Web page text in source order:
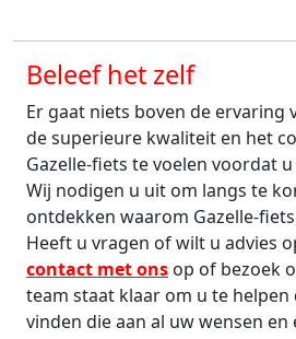
Beleef het zelf
Er gaat niets boven de ervaring
de superieure kwaliteit en het
Gazelle-fiets te voelen voordat
Wij nodigen u uit om langs te
ontdekken waarom Gazelle-
Heeft u vragen of wilt u advies
contact met ons op of bezoek
team staat klaar om u te
vinden die aan al uw wensen en